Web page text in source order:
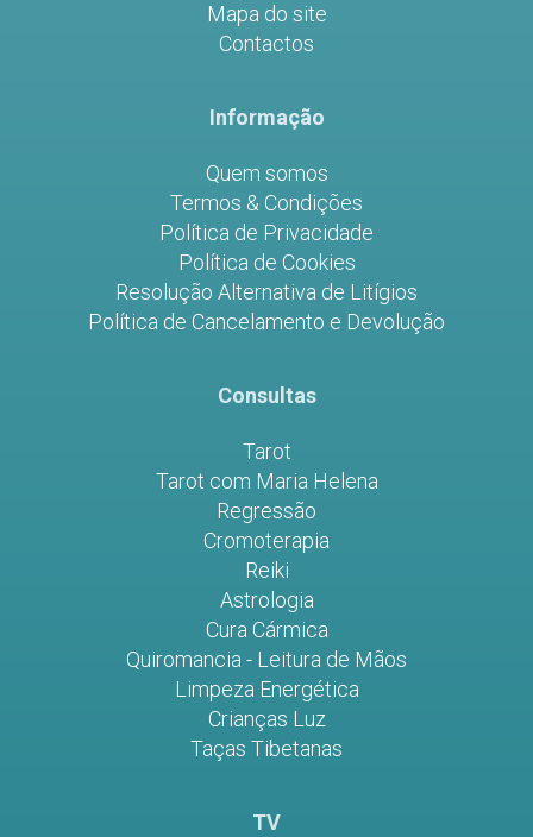
Mapa do site
Contactos
Informação
Quem somos
Termos & Condições
Política de Privacidade
Política de Cookies
Resolução Alternativa de Litígios
Política de Cancelamento e Devolução
Consultas
Tarot
Tarot com Maria Helena
Regressão
Cromoterapia
Reiki
Astrologia
Cura Cármica
Quiromancia - Leitura de Mãos
Limpeza Energética
Crianças Luz
Taças Tibetanas
TV